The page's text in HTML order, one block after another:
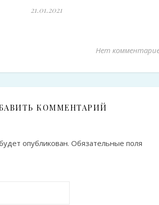
21.01.2021
Нет
КОММЕНТАРИЙ
опубликован. Обязательные поля